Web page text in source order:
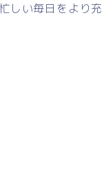
しい毎日をより充